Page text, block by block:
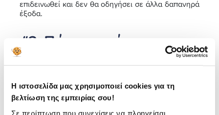
Η ιστοσελίδα μας χρησιμοποιεί cookies για τη
βελτίωση της εμπειρίας σου!
Σε περίπτωση που συνεχίσεις να πλοηγείσαι
επιδεινωθεί και δεν θα οδηγήσει σε άλλα δαπανηρά
έξοδα.
#3. Πώς μπορείς να
αποφύγεις την
Αρχικά, παρακολούθησε τον δείκτη θερμοκρασίας
του αυτοκινήτου σου. Η παρατήρηση αυτή είναι
εξαιρετικά σημαντική. Αυτό γιατί εάν δεν προσέχεις